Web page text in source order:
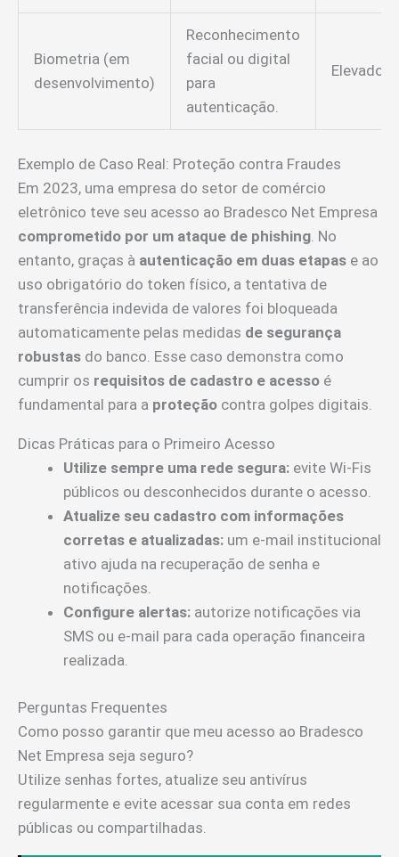
Biometria (em
desenvolvimento)
Reconhecimento
facial ou digital
para
autenticação.
Elevado
Exemplo de Caso Real: Proteção contra Fraudes
Em 2023, uma empresa do setor de comércio
eletrônico teve seu acesso ao Bradesco Net Empresa
comprometido por um ataque de phishing. No
entanto, graças à autenticação em duas etapas e ao
uso obrigatório do token físico, a tentativa de
transferência indevida de valores foi bloqueada
automaticamente pelas medidas de segurança
robustas do banco. Esse caso demonstra como
cumprir os requisitos de cadastro e acesso é
fundamental para a proteção contra golpes digitais.
Dicas Práticas para o Primeiro Acesso
Utilize sempre uma rede segura: evite Wi-Fis
públicos ou desconhecidos durante o acesso.
Atualize seu cadastro com informações
corretas e atualizadas: um e-mail institucional
ativo ajuda na recuperação de senha e
notificações.
Configure alertas: autorize notificações via
SMS ou e-mail para cada operação financeira
realizada.
Perguntas Frequentes
Como posso garantir que meu acesso ao Bradesco
Net Empresa seja seguro?
Utilize senhas fortes, atualize seu antivírus
regularmente e evite acessar sua conta em redes
públicas ou compartilhadas.